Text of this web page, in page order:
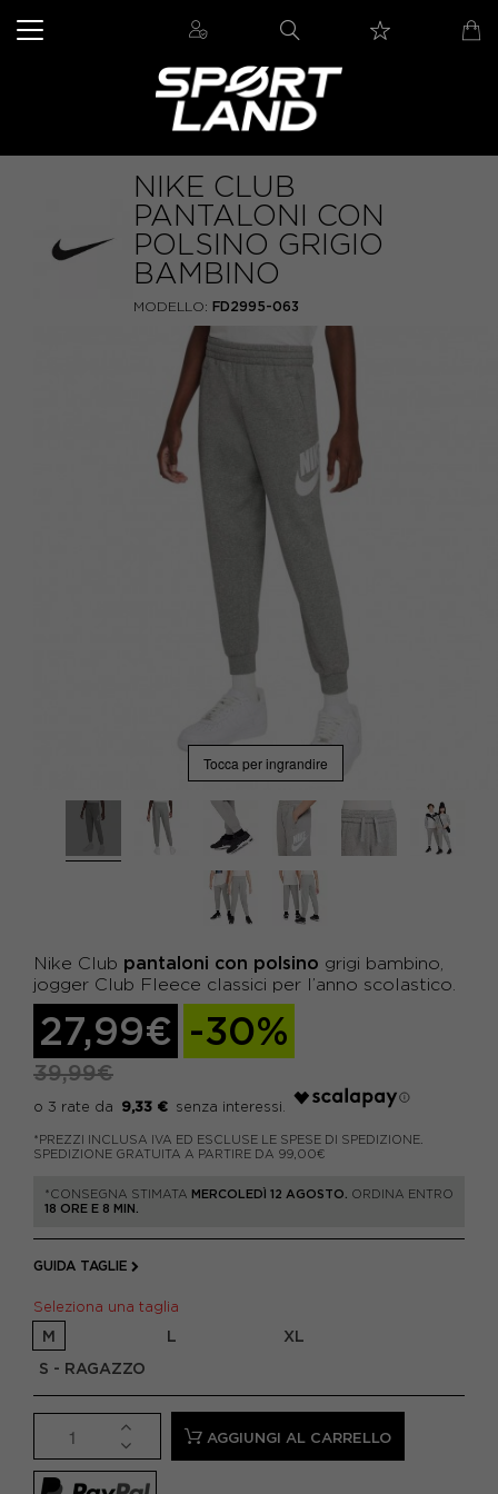
NIKE CLUB
PANTALONI CON
POLSINO GRIGIO
BAMBINO
MODELLO: FD2995-063
Tocca per ingrandire
Nike Club pantaloni con polsino grigi bambino,
jogger Club Fleece classici per l’anno scolastico.
27,99€ -30%
39,99€
9,33 €
*PREZZI INCLUSA IVA ED ESCLUSE LE SPESE DI SPEDIZIONE.
SPEDIZIONE GRATUITA A PARTIRE DA 99,00€
*CONSEGNA STIMATA MERCOLEDÌ 12 AGOSTO.
ORDINA ENTRO
18 ORE E 8 MIN.
GUIDA TAGLIE
Seleziona una taglia
M L
XL
S - RAGAZZO
AGGIUNGI AL CARRELLO